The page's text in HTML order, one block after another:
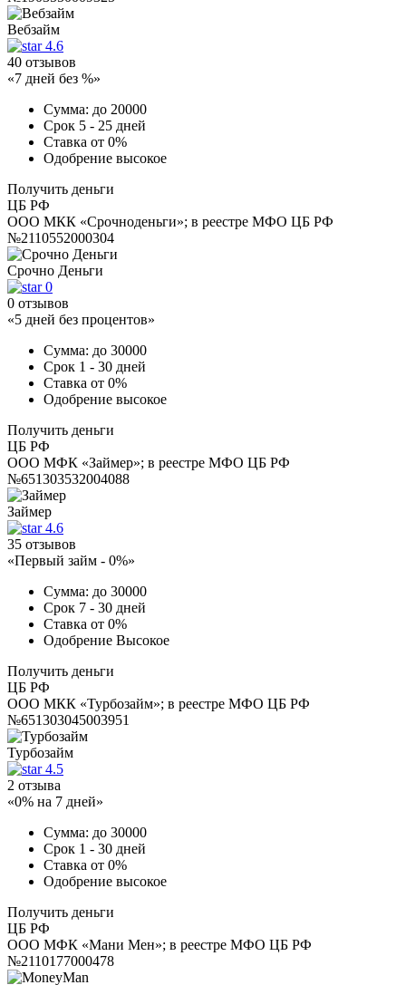
Вебзайм
4.6
40 отзывов
«7 дней без %»
Сумма: до 20000
Срок 5 - 25 дней
Ставка от 0%
Одобрение высокое
Получить деньги
ЦБ РФ
ООО МКК «Срочноденьги»; в реестре МФО ЦБ РФ
№2110552000304
Срочно Деньги
0
0 отзывов
«5 дней без процентов»
Сумма: до 30000
Срок 1 - 30 дней
Ставка от 0%
Одобрение высокое
Получить деньги
ЦБ РФ
ООО МФК «Займер»; в реестре МФО ЦБ РФ
№651303532004088
Займер
4.6
35 отзывов
«Первый займ - 0%»
Сумма: до 30000
Срок 7 - 30 дней
Ставка от 0%
Одобрение Высокое
Получить деньги
ЦБ РФ
ООО МКК «Турбозайм»; в реестре МФО ЦБ РФ
№651303045003951
Турбозайм
4.5
2 отзыва
«0% на 7 дней»
Сумма: до 30000
Срок 1 - 30 дней
Ставка от 0%
Одобрение высокое
Получить деньги
ЦБ РФ
ООО МФК «Мани Мен»; в реестре МФО ЦБ РФ
№2110177000478